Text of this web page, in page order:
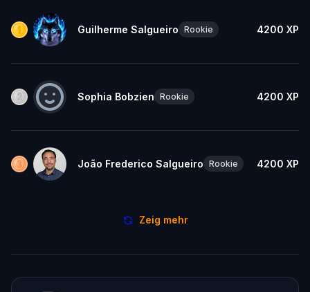
Guilherme Salgueiro Rookie 4200 XP
Sophia Bobzien Rookie 4200 XP
João Frederico Salgueiro Rookie 4200 XP
Zeig mehr